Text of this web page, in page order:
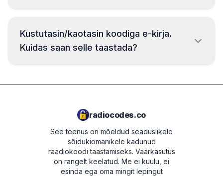
mark.
sildil. Selle nägemiseks peate raadio
armatuurlauast eemaldama. Mõne mudeli puhul
saab numbri kuvada raadio ekraanil; täpsemad
Kustutasin/kaotasin koodiga e-kirja.
Kuidas saan selle taastada?
kliendipaneelil. Logige sisse ostu ajal kasutatud
üksikasjad koos raadiokoodiga.
radiocodes.co
See teenus on mõeldud seaduslikele
sõidukiomanikele kadunud
raadiokoodi taastamiseks. Väärkasutus
on rangelt keelatud. Me ei kuulu, ei
esinda ega oma mingit lepingut